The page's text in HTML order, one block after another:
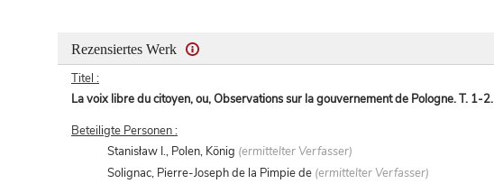
Rezensiertes Werk
Titel :
La voix libre du citoyen, ou, Observations sur la gouvernement de Pologne. T. 1-2.
Beteiligte Personen :
Stanisław I., Polen, König (ermittelter Verfasser)
Solignac, Pierre-Joseph de la Pimpie de (ermittelter Verfasser)